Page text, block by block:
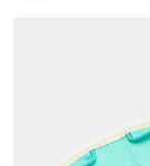
Kolleksjoner